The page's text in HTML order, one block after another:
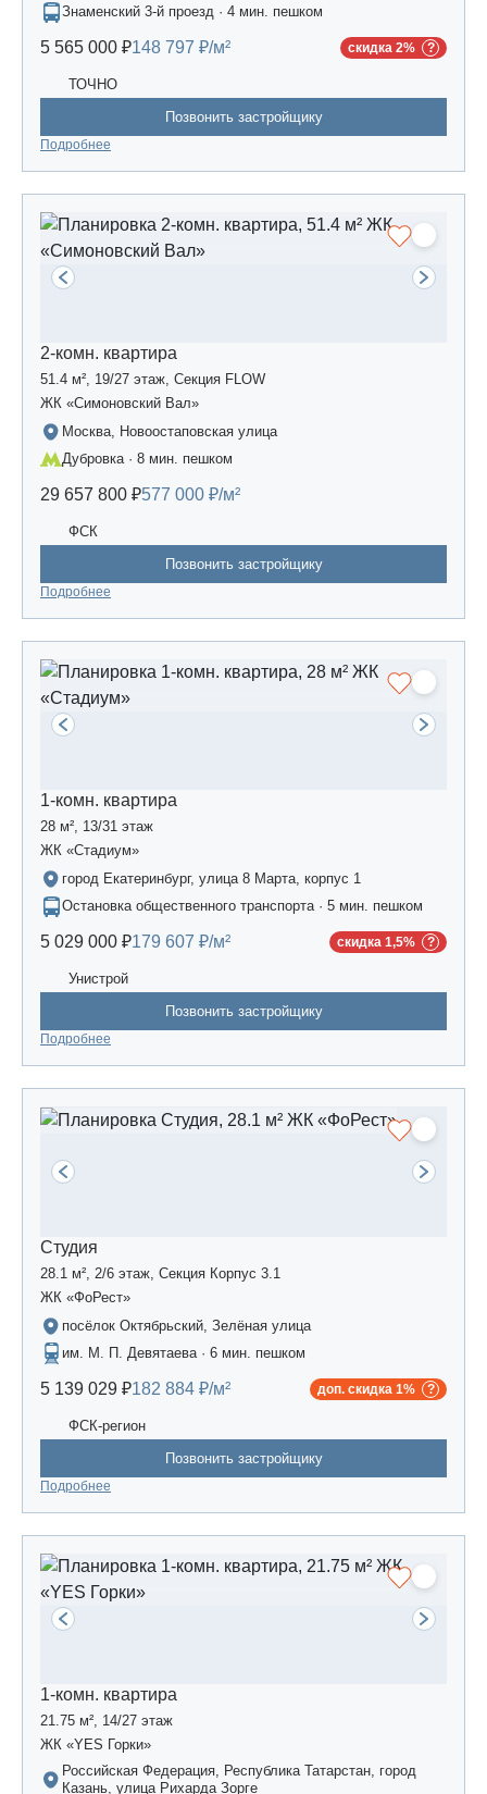
Знаменский 3-й проезд · 4 мин. пешком
5 565 000 ₽148 797 ₽/м² скидка 2%
ТОЧНО
Позвонить застройщику
Подробнее
2-комн. квартира
51.4 м², 19/27 этаж, Секция FLOW
ЖК «Симоновский Вал»
Москва, Новоостаповская улица
Дубровка · 8 мин. пешком
29 657 800 ₽577 000 ₽/м²
ФСК
Позвонить застройщику
Подробнее
1-комн. квартира
28 м², 13/31 этаж
ЖК «Стадиум»
город Екатеринбург, улица 8 Марта, корпус 1
Остановка общественного транспорта · 5 мин. пешком
5 029 000 ₽179 607 ₽/м² скидка 1,5%
Унистрой
Позвонить застройщику
Подробнее
Студия
28.1 м², 2/6 этаж, Секция Корпус 3.1
ЖК «ФоРест»
посёлок Октябрьский, Зелёная улица
им. М. П. Девятаева · 6 мин. пешком
5 139 029 ₽182 884 ₽/м² доп. скидка 1%
ФСК-регион
Позвонить застройщику
Подробнее
1-комн. квартира
21.75 м², 14/27 этаж
ЖК «YES Горки»
Российская Федерация, Республика Татарстан, город
Казань, улица Рихарда Зорге